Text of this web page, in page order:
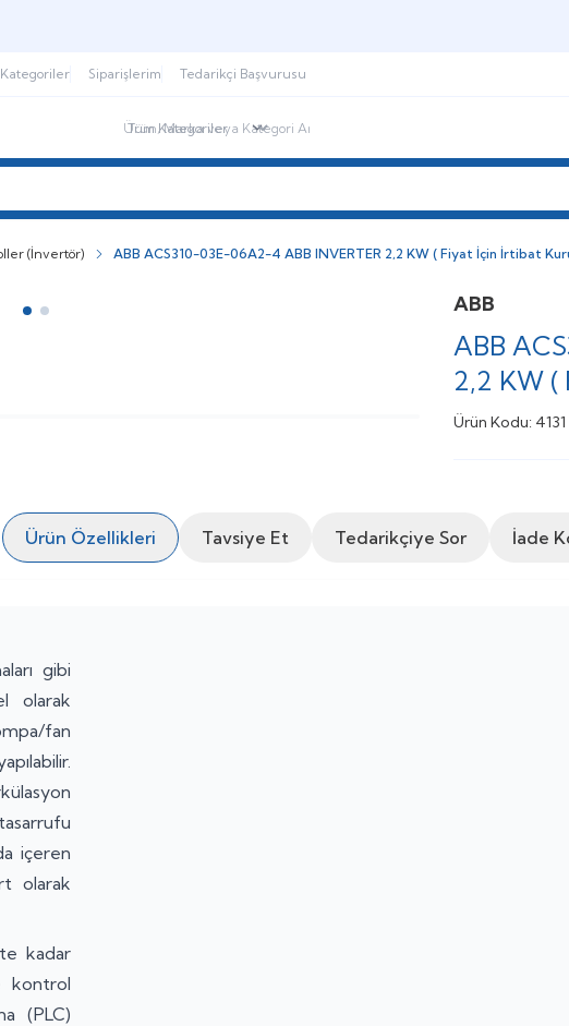
Kategoriler Siparişlerim Tedarikçi Başvurusu
(İnvertör) ABB ACS310-03E-06A2-4 ABB INVERTER 2,2 KW ( Fiyat İçin İrtibat
ABB
ABB
2,2 KW
Ürün Kodu: 4131
Ürün Özellikleri Tavsiye Et Tedarikçiye Sor İade
gibi
olarak
fan
içeren
olarak
kadar
kontrol
(PLC)